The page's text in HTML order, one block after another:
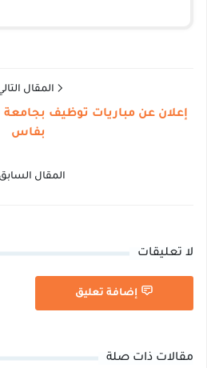
المقال
إعلان عن مباريات توظيف
بفاس
المقال السابق
لا تعليقات
إضافة تعليق
مقالات ذات صلة